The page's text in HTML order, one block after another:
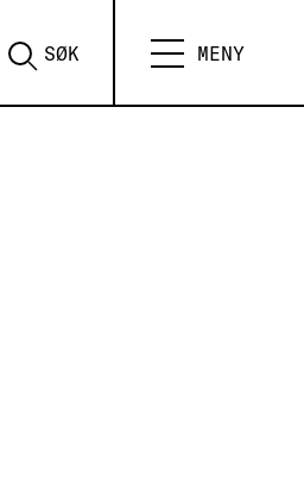
SØK MENY